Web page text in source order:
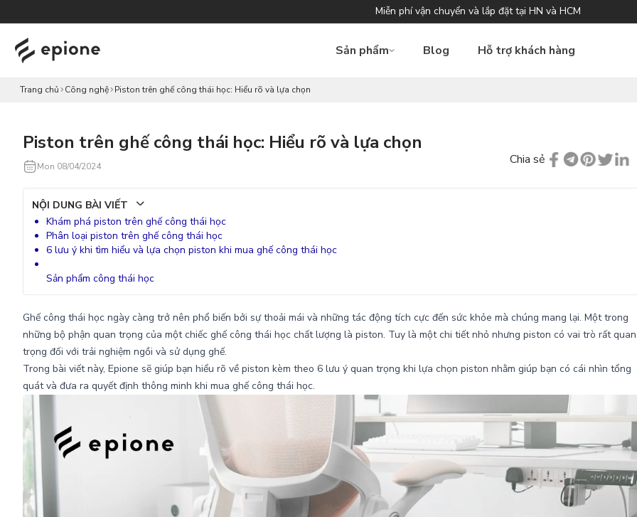
Miễn phí vận chuyển và lắp đặt tại HN và HCM
Sản phẩm Blog Hỗ trợ khách hàng
Trang chủ Công nghệ Piston trên ghế công thái học: Hiểu rõ và lựa chọn
Piston trên ghế công thái học: Hiểu rõ và lựa chọn
Mon 08/04/2024 Chia sẻ
NỘI DUNG BÀI VIẾT
Khám phá piston trên ghế công thái học
Phân loại piston trên ghế công thái học
6 lưu ý khi tìm hiểu và lựa chọn piston khi mua ghế công thái học
Sản phẩm công thái học
Ghế công thái học ngày càng trở nên phổ biến bởi sự thoải mái và những tác động tích cực đến sức khỏe mà chúng mang lại. Một trong
những bộ phận quan trọng của một chiếc ghế công thái học chất lượng là piston. Tuy là một chi tiết nhỏ nhưng piston có vai trò rất quan
trọng đối với trải nghiệm ngồi và sử dụng ghế.
Trong bài viết này, Epione sẽ giúp bạn hiểu rõ về piston kèm theo 6 lưu ý quan trọng khi lựa chọn piston nhằm giúp bạn có cái nhìn tổng
quát và đưa ra quyết định thông minh khi mua ghế công thái học.